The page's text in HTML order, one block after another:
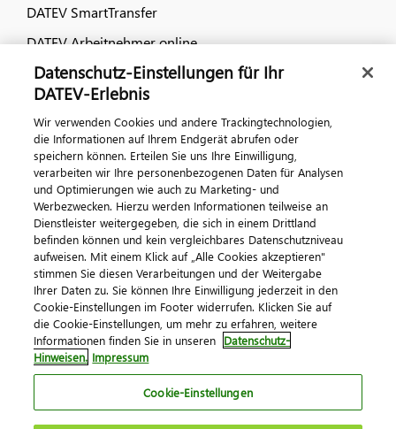
DATEV SmartTransfer
DATEV Arbeitnehmer online
Dialog & Medien
Veranstaltungen
DATEV magazin
DATEV-Community
DATEV-Newsletter
Kontaktieren Sie uns
Datenschutz-Einstellungen für Ihr
DATEV-Erlebnis
Wir verwenden Cookies und andere Trackingtechnologien,
die Informationen auf Ihrem Endgerät abrufen oder
speichern können. Erteilen Sie uns Ihre Einwilligung,
verarbeiten wir Ihre personenbezogenen Daten für Analysen
und Optimierungen wie auch zu Marketing- und
Werbezwecken. Hierzu werden Informationen teilweise an
Dienstleister weitergegeben, die sich in einem Drittland
befinden können und kein vergleichbares Datenschutzniveau
aufweisen. Mit einem Klick auf „Alle Cookies akzeptieren"
stimmen Sie diesen Verarbeitungen und der Weitergabe
Ihrer Daten zu. Sie können Ihre Einwilligung jederzeit in den
Cookie-Einstellungen im Footer widerrufen. Klicken Sie auf
die Cookie-Einstellungen, um mehr zu erfahren, weitere
Informationen finden Sie in unseren Datenschutz-
Hinweisen. Impressum
Cookie-Einstellungen